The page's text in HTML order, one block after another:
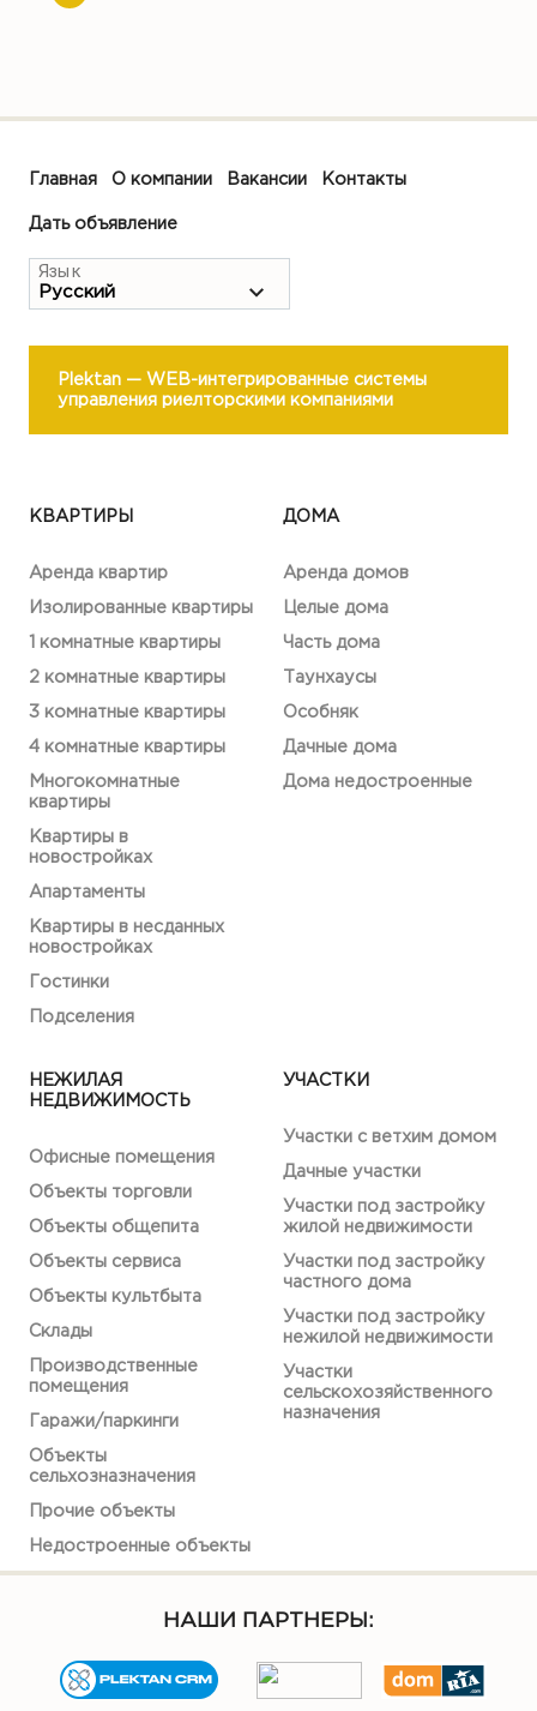
Главная О компании Вакансии Контакты
Дать объявление
Язык
Plektan — WEB-интегрированные системы
управления риелторскими компаниями
КВАРТИРЫ
Аренда квартир
Изолированные квартиры
1 комнатные квартиры
2 комнатные квартиры
3 комнатные квартиры
4 комнатные квартиры
Многокомнатные
квартиры
Квартиры в
новостройках
Апартаменты
Квартиры в несданных
новостройках
Гостинки
Подселения
ДОМА
Аренда домов
Целые дома
Часть дома
Таунхаусы
Особняк
Дачные дома
Дома недостроенные
НЕЖИЛАЯ
НЕДВИЖИМОСТЬ
Офисные помещения
Объекты торговли
Объекты общепита
Объекты сервиса
Объекты культбыта
Склады
Производственные
помещения
Гаражи/паркинги
Объекты
сельхозназначения
Прочие объекты
Недостроенные объекты
УЧАСТКИ
Участки с ветхим домом
Дачные участки
Участки под застройку
жилой недвижимости
Участки под застройку
частного дома
Участки под застройку
нежилой недвижимости
Участки
сельскохозяйственного
назначения
НАШИ ПАРТНЕРЫ: